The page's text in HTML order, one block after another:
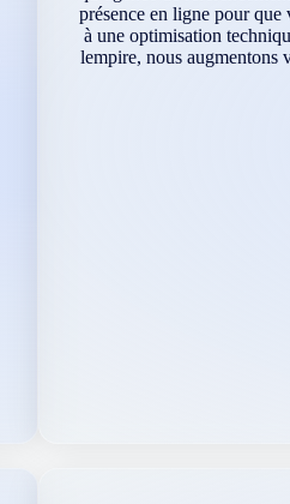
présence en ligne pour que
à une optimisation
lempire, nous augmentons